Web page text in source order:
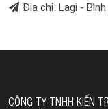
Địa chỉ: Lagi -
CÔNG TY TNHH KIẾN